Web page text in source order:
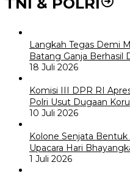
Langkah Tegas Demi
Batang Ganja Berhasil
18 Juli 2026
Komisi III DPR RI
Polri Usut Dugaan
10 Juli 2026
Kolone Senjata
Upacara Hari
1 Juli 2026